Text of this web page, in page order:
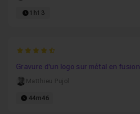
1h13
4.4666666666667
Gravure d'un logo sur métal en fusion
Matthieu Pujol
44m46